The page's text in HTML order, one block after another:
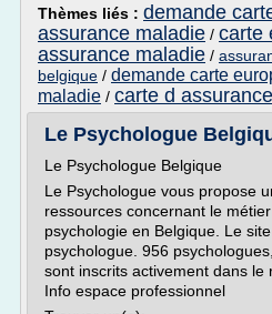
Thèmes liés : demande
assurance maladie / carte
assurance maladie /
belgique / demande carte
maladie / carte d
Le Psychologue
Le Psychologue Belgique
Le Psychologue vous propose
ressources concernant le
psychologie en Belgique. Le
psychologue. 956
sont inscrits activement dans le
Info espace professionnel